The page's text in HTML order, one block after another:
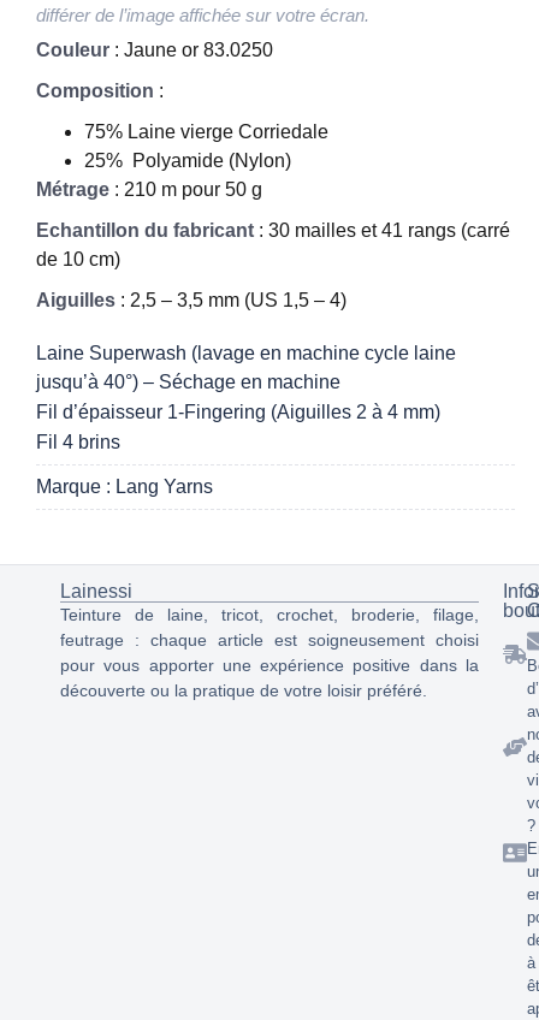
différer de l’image affichée sur votre écran.
Couleur : Jaune or 83.0250
Composition :
75% Laine vierge Corriedale
25% Polyamide (Nylon)
Métrage : 210 m pour 50 g
Echantillon du fabricant : 30 mailles et 41 rangs (carré
de 10 cm)
Aiguilles : 2,5 – 3,5 mm (US 1,5 – 4)
Laine Superwash (lavage en machine cycle laine
jusqu’à 40°) – Séchage en machine
Fil d’épaisseur 1-Fingering (Aiguilles 2 à 4 mm)
Fil 4 brins
Marque : Lang Yarns
Lainessi
Teinture de laine, tricot, crochet, broderie, filage,
feutrage : chaque article est soigneusement choisi
pour vous apporter une expérience positive dans la
découverte ou la pratique de votre loisir préféré.
?
à